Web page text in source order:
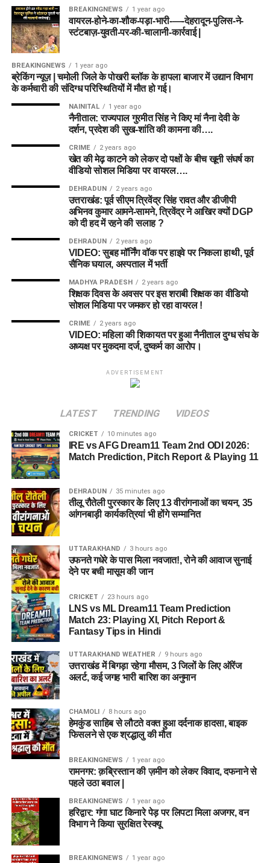
BREAKINGNEWS 1 year ago
वायरल-होने-का-शौक-पड़ा-भारी-—-देहरादून-पुलिस-ने-
स्टंटबाज़-युवती-पर-की-चालानी-कार्रवाई |
BREAKINGNEWS 1 year ago
ब्रेकिंग न्यूज़ | चमोली जिले के पोखरी ब्लॉक के हापला बाजार में उद्यान विभाग
के कर्मचारी की संदिग्ध परिस्थितियों में मौत हो गई।
NAINITAL 1 year ago
नैनीताल: राज्यपाल गुरमीत सिंह ने किए मां नैना देवी के
दर्शन, प्रदेश की सुख-शांति की कामना की….
CRIME 2 years ago
खेत की मेढ़ काटने को लेकर दो पक्षों के बीच खूनी संघर्ष का
वीडियो सोशल मिडिया पर वायरल….
DEHRADUN 2 years ago
उत्तराखंड: पूर्व सीएम त्रिवेंद्र सिंह रावत और डीजीपी
अभिनव कुमार आमने-सामने, त्रिवेंद्र ने आखिर क्यों DGP
को दी हद में रहने की सलाह ?
DEHRADUN 2 years ago
VIDEO: सुबह मॉर्निंग वॉक पर हाइवे पर निकला हाथी, पूर्व
सैनिक घयाल, अस्पताल में भर्ती
MADHYA PRADESH 2 years ago
शिक्षक दिवस के अवसर पर इस शराबी शिक्षक का वीडियो
सोशल मिडिया पर जमकर हो रहा वायरल !
CRIME 2 years ago
VIDEO: महिला की शिकायत पर हुआ नैनीताल दुग्ध संघ के
अध्यक्ष पर मुकदमा दर्ज, दुष्कर्म का आरोप।
ADVERTISEMENT
LATEST TRENDING VIDEOS
CRICKET 10 minutes ago
IRE vs AFG Dream11 Team 2nd ODI 2026:
Match Prediction, Pitch Report & Playing 11
DEHRADUN 35 minutes ago
तीलू रौतेली पुरस्कार के लिए 13 वीरांगनाओं का चयन, 35
आंगनबाड़ी कार्यकत्रियां भी होंगे सम्मानित
UTTARAKHAND 3 hours ago
उफनते गधेरे के पास मिला नवजात!, रोने की आवाज सुनाई
देने पर बची मासूम की जान
CRICKET 23 hours ago
LNS vs ML Dream11 Team Prediction
Match 23: Playing XI, Pitch Report &
Fantasy Tips in Hindi
UTTARAKHAND WEATHER 9 hours ago
उत्तराखंड में बिगड़ा रहेगा मौसम, 3 जिलों के लिए ऑरेंज
अलर्ट, कई जगह भारी बारिश का अनुमान
CHAMOLI 8 hours ago
हेमकुंड साहिब से लौटते वक्त हुआ दर्दनाक हादसा, बाइक
फिसलने से एक श्रद्धालु की मौत
BREAKINGNEWS 1 year ago
रामनगर: क़ब्रिस्तान की ज़मीन को लेकर विवाद, दफनाने से
पहले उठा बवाल |
BREAKINGNEWS 1 year ago
हरिद्वार: गंगा घाट किनारे पेड़ पर लिपटा मिला अजगर, वन
विभाग ने किया सुरक्षित रेस्क्यू
BREAKINGNEWS 1 year ago